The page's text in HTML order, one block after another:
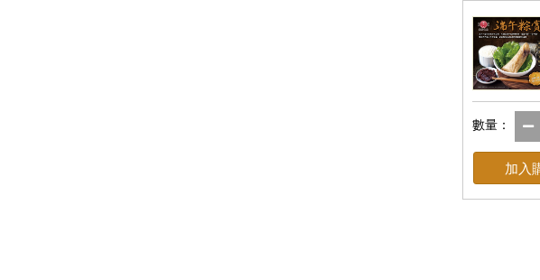
數量：
加入